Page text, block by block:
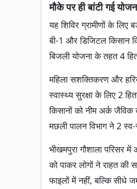
मौके पर ही बांटी गई
यह शिविर ग्रामीणों के लिए
बी-1 और डिजिटल किसान
बिजली योजना के तहत 4
महिला सशक्तिकरण और
स्वास्थ्य सुरक्षा के लिए 2
किसानों को नीम अर्क
मछली पालन विभाग ने 2
भीखमपुरा गौशाला परिसर
को पाकर लोगों ने राहत की
फाइलों में नहीं, बल्कि सीधे